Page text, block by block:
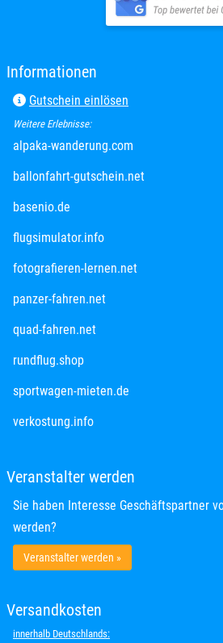
öffnet
Informationen
Gutschein einlösen
Weitere Erlebnisse:
alpaka-wanderung.com
ballonfahrt-gutschein.netöffnet in
basenio.de
flugsimulator.infoöffnet in neuem Fenster
fotografieren-lernen.netöffnet in neuem
panzer-fahren.netöffnet in neuem Fenster
quad-fahren.netöffnet in neuem Fenster
rundflug.shopöffnet in neuem Fenster
sportwagen-mieten.de
verkostung.infoöffnet in neuem Fenster
Veranstalter werden
Sie haben Interesse Geschäftspartner
werden?
Veranstalter werden »
Versandkosten
innerhalb Deutschlands: